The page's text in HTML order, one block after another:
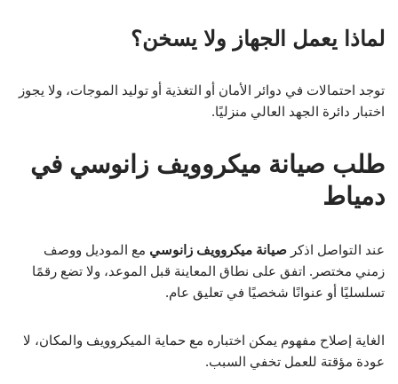
لماذا يعمل الجهاز ولا يسخن؟
توجد احتمالات في دوائر الأمان أو التغذية أو توليد الموجات، ولا يجوز
اختبار دائرة الجهد العالي منزليًا.
طلب صيانة ميكروويف زانوسي في
دمياط
عند التواصل اذكر صيانة ميكروويف زانوسي مع الموديل ووصف
زمني مختصر. اتفق على نطاق المعاينة قبل الموعد، ولا تضع رقمًا
تسلسليًا أو عنوانًا شخصيًا في تعليق عام.
الغاية إصلاح مفهوم يمكن اختباره مع حماية الميكروويف والمكان، لا
عودة مؤقتة للعمل تخفي السبب.